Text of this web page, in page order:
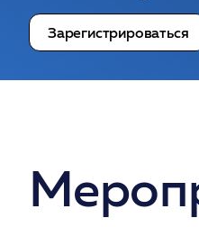
Зарегистрироваться